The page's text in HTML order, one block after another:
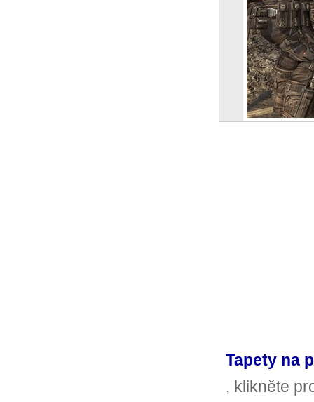
Tapety na
, klikněte